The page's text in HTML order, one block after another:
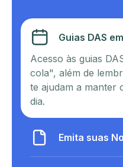
Guias DAS
Acesso às guias
cola", além de
te ajudam a manter
dia.
Emita suas